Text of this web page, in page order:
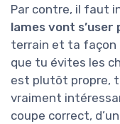
Par contre, il faut
lames vont s’user
terrain et ta façon
que tu évites les
est plutôt propre,
vraiment
coupe correct,